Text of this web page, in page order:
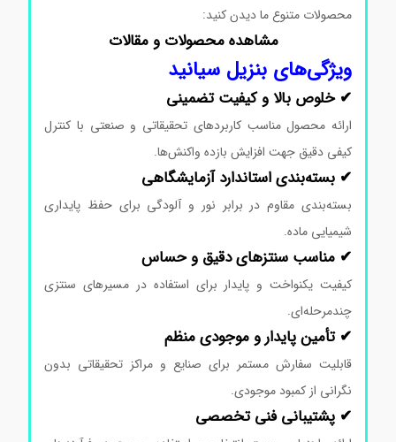
محصولات متنوع ما دیدن کنید:
مشاهده محصولات و مقالات
ویژگی‌های بنزیل سیانید
✔ خلوص بالا و کیفیت تضمینی
ارائه محصول مناسب کاربردهای تحقیقاتی و صنعتی با کنترل
کیفی دقیق جهت افزایش بازده واکنش‌ها.
✔ بسته‌بندی استاندارد آزمایشگاهی
بسته‌بندی مقاوم در برابر نور و آلودگی برای حفظ پایداری
شیمیایی ماده.
✔ مناسب سنتزهای دقیق و حساس
کیفیت یکنواخت و پایدار برای استفاده در مسیرهای سنتزی
چندمرحله‌ای.
✔ تأمین پایدار و موجودی منظم
قابلیت سفارش مستمر برای صنایع و مراکز تحقیقاتی بدون
نگرانی از کمبود موجودی.
✔ پشتیبانی فنی تخصصی